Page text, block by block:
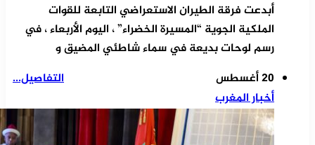
أبدعت فرقة الطيران الاستعراضي التابعة للقوات
الملكية الجوية “المسيرة الخضراء” ، اليوم الأربعاء ، في
رسم لوحات بديعة في سماء شاطئي المضيق و
التفاصيل...
20 أغسطس
أخبار المغرب